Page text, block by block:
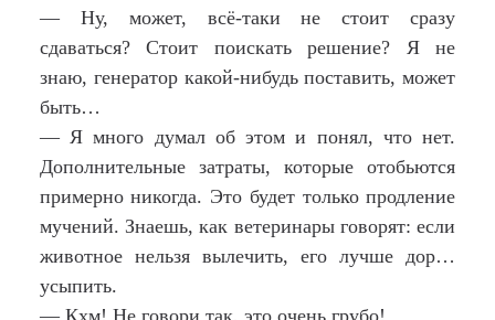
— Ну, может, всё-таки не стоит сразу
сдаваться? Стоит поискать решение? Я не
знаю, генератор какой-нибудь поставить, может
быть…
— Я много думал об этом и понял, что нет.
Дополнительные затраты, которые отобьются
примерно никогда. Это будет только продление
мучений. Знаешь, как ветеринары говорят: если
животное нельзя вылечить, его лучше дор…
усыпить.
— Кхм! Не говори так, это очень грубо!